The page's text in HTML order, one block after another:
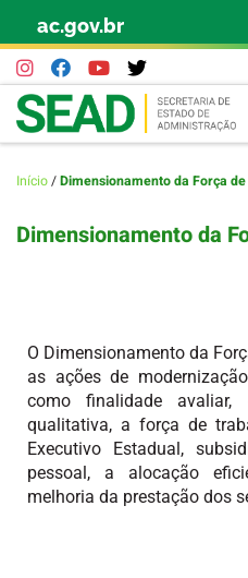
Skip to content
ac.gov.br
Início/Dimensionamento da Força
Dimensionamento da
O Dimensionamento da
as ações de
como finalidade
qualitativa, a força de
Executivo Estadual,
pessoal, a alocação
melhoria da prestação dos